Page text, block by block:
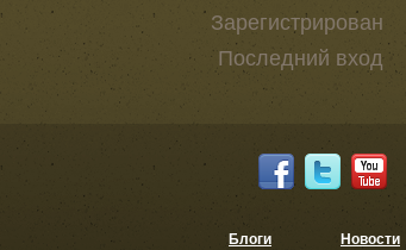
Зарегистрирован
Последний вход
Блоги
Новости